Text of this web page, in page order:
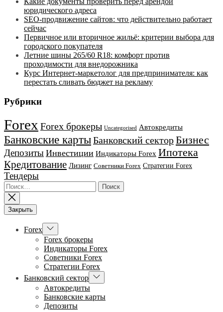
юридического адреса
SEO-продвижение сайтов: что действительно работает
сейчас
Первичное или вторичное жильё: критерии выбора для
городского покупателя
Летние шины 265/60 R18: комфорт против
проходимости для внедорожника
Курс Интернет‑маркетолог для предпринимателя: как
перестать сливать бюджет на рекламу
Рубрики
Forex Forex брокеры Uncategorised Автокредиты
Банковские картыБанковский секторБизнес
Депозиты Инвестиции Индикаторы Forex Ипотека
Кредитование Лизинг Советники Forex Стратегии Forex
Тендеры
Найти:
Закрыть
Forex Показывать
подменю
Forex брокеры
Индикаторы Forex
Советники Forex
Стратегии Forex
Банковский сектор Показывать
подменю
Автокредиты
Банковские карты
Депозиты